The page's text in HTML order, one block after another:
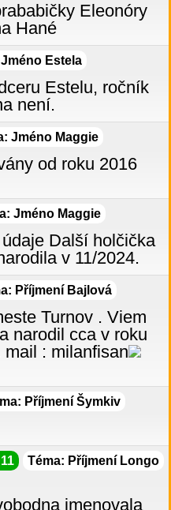
Eleonóry
Hané
Estela
Estelu, ročník
není.
Jméno Maggie
od roku 2016
Jméno Maggie
Další holčička
v 11/2024.
Příjmení Bajlová
Turnov . Viem
narodil cca v roku
: milanfisan
Příjmení Šymkiv
Téma: Příjmení Longo
jmenovala